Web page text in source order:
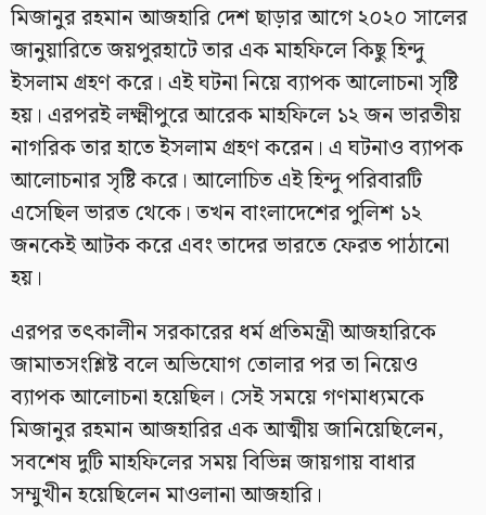
মিজানুর রহমান আজহারি দেশ ছাড়ার আগে ২০২০ সালের
জানুয়ারিতে জয়পুরহাটে তার এক মাহফিলে কিছু হিন্দু
ইসলাম গ্রহণ করে। এই ঘটনা নিয়ে ব্যাপক আলোচনা সৃষ্টি
হয়। এরপরই লক্ষ্মীপুরে আরেক মাহফিলে ১২ জন ভারতীয়
নাগরিক তার হাতে ইসলাম গ্রহণ করেন। এ ঘটনাও ব্যাপক
আলোচনার সৃষ্টি করে। আলোচিত এই হিন্দু পরিবারটি
এসেছিল ভারত থেকে। তখন বাংলাদেশের পুলিশ ১২
জনকেই আটক করে এবং তাদের ভারতে ফেরত পাঠানো
হয়।
এরপর তৎকালীন সরকারের ধর্ম প্রতিমন্ত্রী আজহারিকে
জামাতসংশ্লিষ্ট বলে অভিযোগ তোলার পর তা নিয়েও
ব্যাপক আলোচনা হয়েছিল। সেই সময়ে গণমাধ্যমকে
মিজানুর রহমান আজহারির এক আত্মীয় জানিয়েছিলেন,
সবশেষ দুটি মাহফিলের সময় বিভিন্ন জায়গায় বাধার
সম্মুখীন হয়েছিলেন মাওলানা আজহারি।